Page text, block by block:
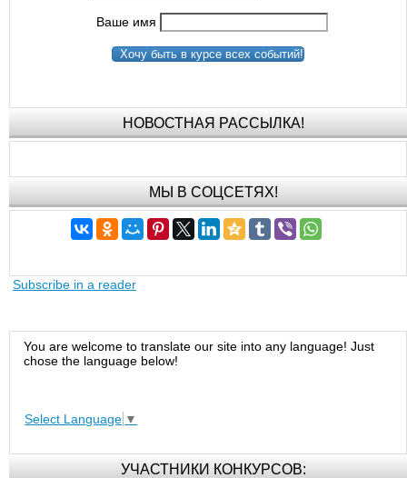
Ваше имя
Хочу быть в курсе всех событий!
НОВОСТНАЯ РАССЫЛКА!
МЫ В СОЦСЕТЯХ!
Subscribe in a reader
You are welcome to translate our site into any language! Just
chose the language below!
Select Language ▼
УЧАСТНИКИ КОНКУРСОВ: